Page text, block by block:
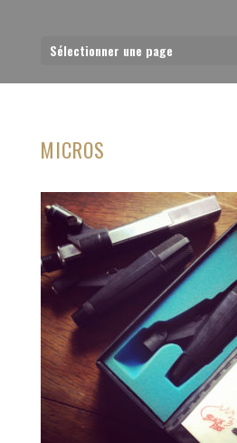
Sélectionner une page
MICROS